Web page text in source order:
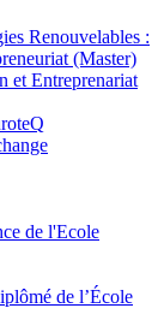
Renouvelables :
(Master)
et Entreprenariat
de l'Ecole
de l’École